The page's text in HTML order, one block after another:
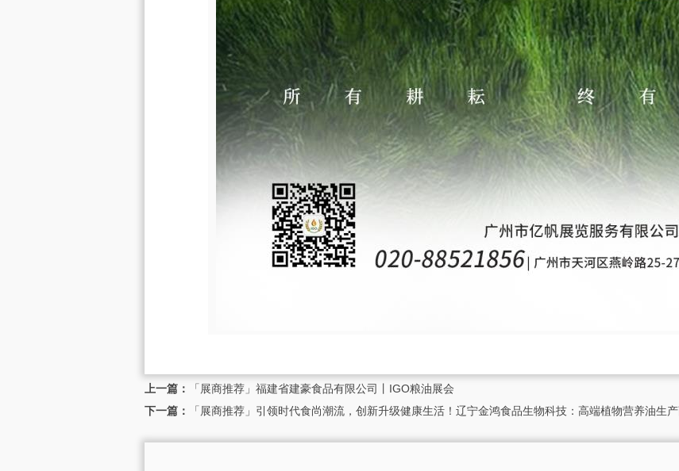
上一篇：
「展商推荐」福建省建豪食品有限公司丨IGO粮油展会
下一篇：
「展商推荐」引领时代食尚潮流，创新升级健康生活！辽宁金鸿食品生物科技：高端植物营养油生